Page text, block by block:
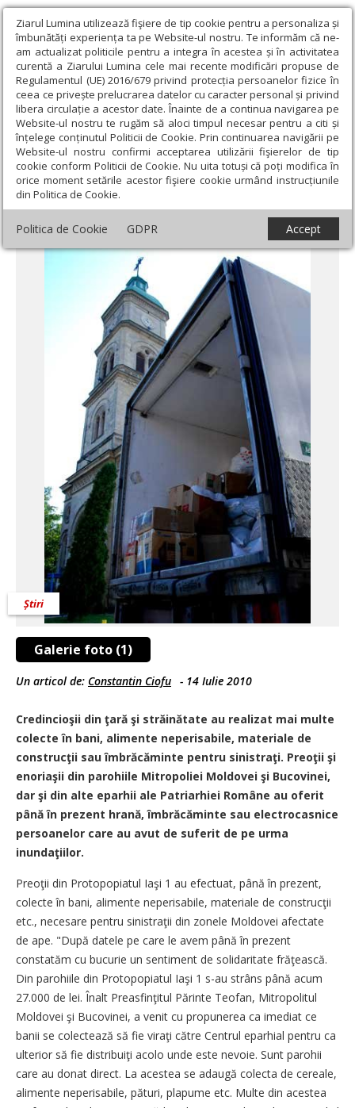
Ziarul Lumina utilizează fişiere de tip cookie pentru a personaliza și
îmbunătăți experiența ta pe Website-ul nostru. Te informăm că ne-
am actualizat politicile pentru a integra în acestea și în activitatea
curentă a Ziarului Lumina cele mai recente modificări propuse de
Regulamentul (UE) 2016/679 privind protecția persoanelor fizice în
ceea ce privește prelucrarea datelor cu caracter personal și privind
libera circulație a acestor date. Înainte de a continua navigarea pe
Website-ul nostru te rugăm să aloci timpul necesar pentru a citi și
înțelege conținutul Politicii de Cookie. Prin continuarea navigării pe
Website-ul nostru confirmi acceptarea utilizării fişierelor de tip
cookie conform Politicii de Cookie. Nu uita totuși că poți modifica în
orice moment setările acestor fişiere cookie urmând instrucțiunile
din Politica de Cookie.
Politica de Cookie GDPR Accept
Ziarul Lumina › Actualitate religioasă › Știri › Sinistraţii din
Moldova, ajutaţi de creştinii de pretutindeni
Sinistraţii din Moldova, ajutaţi de creştinii
de pretutindeni
Galerie foto (1)
Știri
Un articol de: Constantin Ciofu - 14 Iulie 2010
Credincioşii din ţară şi străinătate au realizat mai multe
colecte în bani, alimente neperisabile, materiale de
construcţii sau îmbrăcăminte pentru sinistraţi. Preoţii şi
enoriaşii din parohiile Mitropoliei Moldovei şi Bucovinei,
dar şi din alte eparhii ale Patriarhiei Române au oferit
până în prezent hrană, îmbrăcăminte sau electrocasnice
persoanelor care au avut de suferit de pe urma
inundaţiilor.
Preoţii din Protopopiatul Iaşi 1 au efectuat, până în prezent,
colecte în bani, alimente neperisabile, materiale de construcţii
etc., necesare pentru sinistraţii din zonele Moldovei afectate
de ape. "După datele pe care le avem până în prezent
constatăm cu bucurie un sentiment de solidaritate frăţească.
Din parohiile din Protopopiatul Iaşi 1 s-au strâns până acum
27.000 de lei. Înalt Preasfinţitul Părinte Teofan, Mitropolitul
Moldovei şi Bucovinei, a venit cu propunerea ca imediat ce
banii se colectează să fie viraţi către Centrul eparhial pentru ca
ulterior să fie distribuiţi acolo unde este nevoie. Sunt parohii
care au donat direct. La acestea se adaugă colecta de cereale,
alimente neperisabile, pături, plapume etc. Multe din acestea